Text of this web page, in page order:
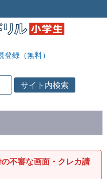
登録（無料）
の不審な画面・クレカ請